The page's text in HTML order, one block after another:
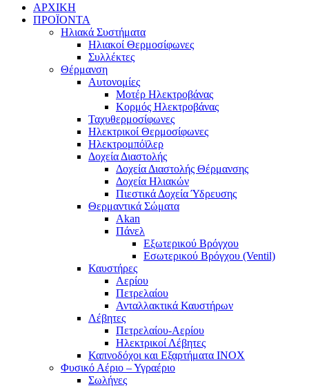
ΑΡΧΙΚΗ
ΠΡΟΪΟΝΤΑ
Ηλιακά Συστήματα
Ηλιακοί Θερμοσίφωνες
Συλλέκτες
Θέρμανση
Αυτονομίες
Μοτέρ Ηλεκτροβάνας
Κορμός Ηλεκτροβάνας
Ταχυθερμοσίφωνες
Ηλεκτρικοί Θερμοσίφωνες
Ηλεκτρομπόϊλερ
Δοχεία Διαστολής
Δοχεία Διαστολής Θέρμανσης
Δοχεία Ηλιακών
Πιεστικά Δοχεία Ύδρευσης
Θερμαντικά Σώματα
Akan
Πάνελ
Εξωτερικού Βρόγχου
Εσωτερικού Βρόγχου (Ventil)
Καυστήρες
Αερίου
Πετρελαίου
Ανταλλακτικά Καυστήρων
Λέβητες
Πετρελαίου-Αερίου
Ηλεκτρικοί Λέβητες
Καπνοδόχοι και Εξαρτήματα ΙΝΟΧ
Φυσικό Αέριο – Υγραέριο
Σωλήνες